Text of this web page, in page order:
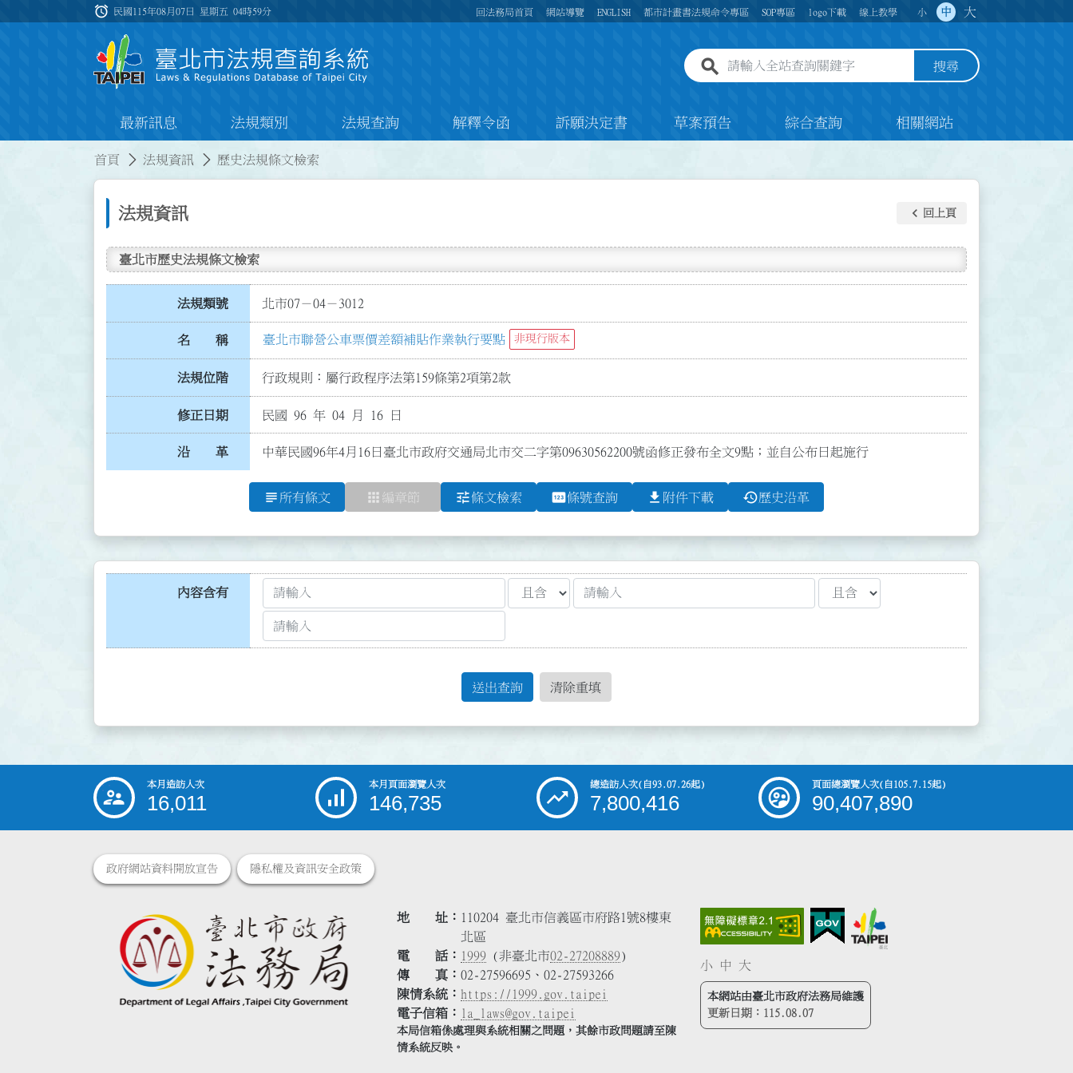
:::
alarm 民國115年08月07日 星期五04時59分 回法務局首頁 網站導覽 ENGLISH 都市計畫書法規命令專區 SOP專區 logo下載 線上教學 小 中 大
全站查詢關鍵字欄位 搜尋
最新訊息 法規類別 法規查詢 解釋令函 訴願決定書 草案預告 綜合查詢 相關網站
首頁 法規資訊 歷史法規條文檢索
法規資訊 keyboard_arrow_left 回上頁
臺北市歷史法規條文檢索
法規類號 北市07－04－3012
名 稱 臺北市聯營公車票價差額補貼作業執行要點 非現行版本
法規位階 行政規則：屬行政程序法第159條第2項第2款
修正日期 民國 96 年 04 月 16 日
沿 革 中華民國96年4月16日臺北市政府交通局北市交二字第09630562200號函修正發布全文9點；並自公布日起施行
subject 所有條文 apps 編章節 tune條文檢索 pin條號查詢 file_download 附件下載 history歷史沿革
內容含有
送出查詢 清除重填
::: 本月造訪人次
16,011
本月頁面瀏覽人次
146,735
總造訪人次(自93.07.26起)
7,800,416
頁面總瀏覽人次(自105.7.15起)
90,407,890
政府網站資料開放宣告 隱私權及資訊安全政策
地 址
110204 臺北市信義區市府路1號8樓東
北區
電 話
1999 (非臺北市02-27208889)
傳 真
02-27596695、02-27593266
陳情系統
https://1999.gov.taipei
電子信箱
la_laws@gov.taipei
本局信箱係處理與系統相關之問題，其餘市政問題請至陳
情系統反映。
小 中 大
本網站由臺北市政府法務局維護
更新日期： 115.08.07